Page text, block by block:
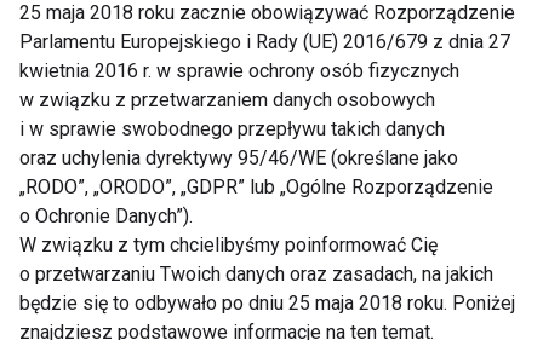
2 łyżeczki kurkumy
2 łyżeczki łagodnego chilli w proszku
3 łyżeczkii kminku
Przygotowanie:
Odkrój skórę z całej ryby używając ostrego noża.
Wymieszaj imbir z czosnkiem, dodaj szczyptę soli i
25 maja 2018 roku zacznie obowiązywać Rozporządzenie
Parlamentu Europejskiego i Rady (UE) 2016/679 z dnia 27
kwietnia 2016 r. w sprawie ochrony osób fizycznych
w związku z przetwarzaniem danych osobowych
i w sprawie swobodnego przepływu takich danych
oraz uchylenia dyrektywy 95/46/WE (określane jako
„RODO”, „ORODO”, „GDPR” lub „Ogólne Rozporządzenie
o Ochronie Danych”).
W związku z tym chcielibyśmy poinformować Cię
o przetwarzaniu Twoich danych oraz zasadach, na jakich
będzie się to odbywało po dniu 25 maja 2018 roku. Poniżej
znajdziesz podstawowe informacje na ten temat.